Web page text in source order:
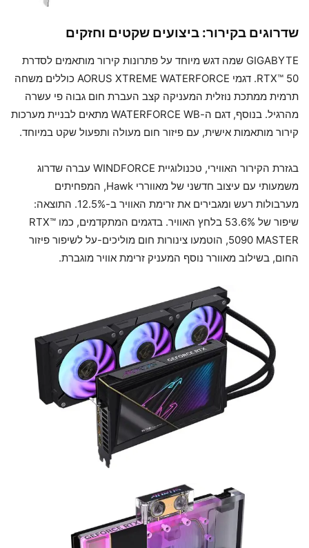
שדרוגים בקירור: ביצועים שקטים וחזקים
GIGABYTE שמה דגש מיוחד על פתרונות קירור מותאמים לסדרת
RTX™ 50. דגמי AORUS XTREME WATERFORCE כוללים משחה
תרמית ממתכת נוזלית המעניקה קצב העברת חום גבוה פי עשרה
מהרגיל. בנוסף, דגם ה-WATERFORCE WB מתאים לבניית מערכות
קירור מותאמות אישית, עם פיזור חום מעולה ותפעול שקט במיוחד.
בגזרת הקירור האווירי, טכנולוגיית WINDFORCE עברה שדרוג
משמעותי עם עיצוב חדשני של מאווררי Hawk, המפחיתים
מערבולות רעש ומגבירים את זרימת האוויר ב-12.5%. התוצאה:
שיפור של 53.6% בלחץ האוויר. בדגמים המתקדמים, כמו RTX™
5090 MASTER, הוטמעו צינורות חום מוליכים-על לשיפור פיזור
החום, בשילוב מאוורר נוסף המעניק זרימת אוויר מוגברת.